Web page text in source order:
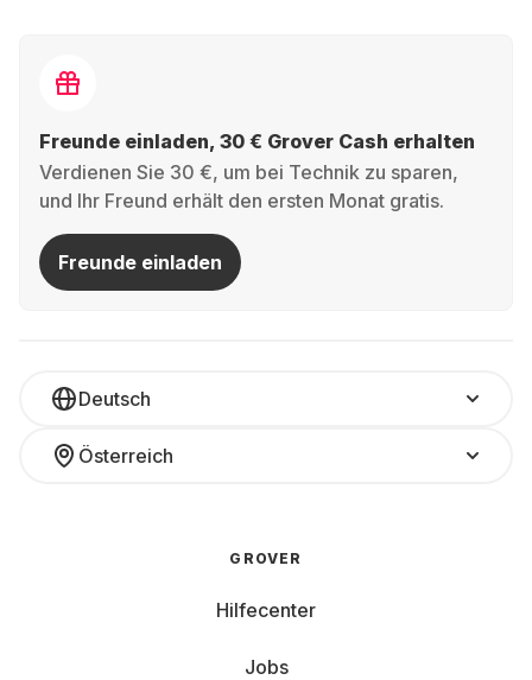
Freunde einladen, 30 € Grover Cash erhalten
Verdienen Sie 30 €, um bei Technik zu sparen,
und Ihr Freund erhält den ersten Monat gratis.
Freunde einladen
Deutsch
Österreich
GROVER
Hilfecenter
Jobs